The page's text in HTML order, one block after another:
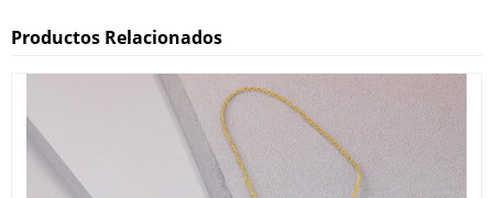
Productos Relacionados